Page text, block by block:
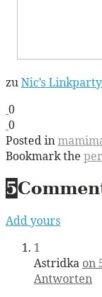
zuNic’s Linkparty
0
0
Posted in
Bookmark the
5
Add yours
1
Astridka on
Antworten